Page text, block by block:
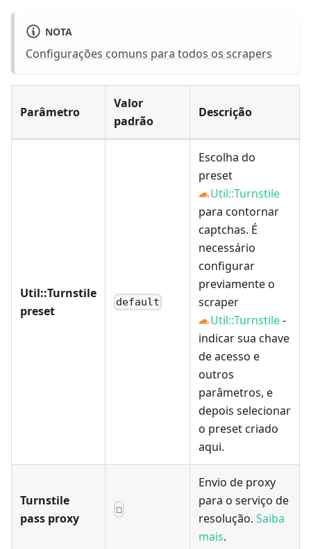
NOTA
Configurações comuns para todos os scrapers
Parâmetro
Valor
padrão
Descrição
Util::Turnstile
preset
default
Escolha do
preset
Util::Turnstile
para contornar
captchas. É
necessário
configurar
previamente o
scraper
Util::Turnstile-
indicar sua chave
de acesso e
outros
parâmetros, e
depois selecionar
o preset criado
aqui.
Turnstile
pass proxy
☐
Envio de proxy
para o serviço de
resolução. Saiba
mais.